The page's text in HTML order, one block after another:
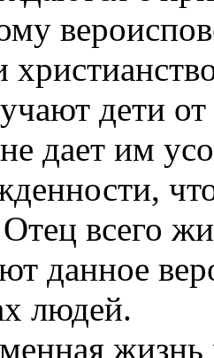
дети
дает им
всего
данное
людей.